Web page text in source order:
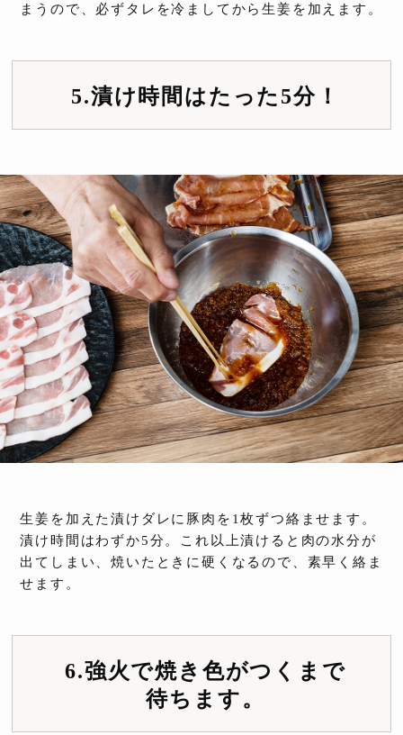
まうので、必ずタレを冷ましてから生姜を加えます。
5.漬け時間はたった5分！
生姜を加えた漬けダレに豚肉を1枚ずつ絡ませます。
漬け時間はわずか5分。これ以上漬けると肉の水分が
出てしまい、焼いたときに硬くなるので、素早く絡ま
せます。
6.強火で焼き色がつくまで
待ちます。